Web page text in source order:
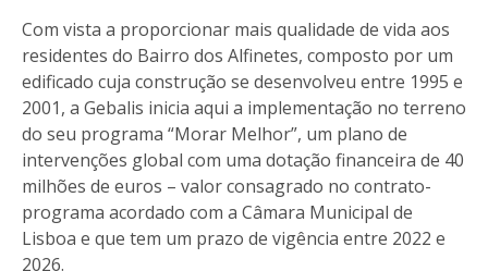
Com vista a proporcionar mais qualidade de vida aos
residentes do Bairro dos Alfinetes, composto por um
edificado cuja construção se desenvolveu entre 1995 e
2001, a Gebalis inicia aqui a implementação no terreno
do seu programa “Morar Melhor”, um plano de
intervenções global com uma dotação financeira de 40
milhões de euros – valor consagrado no contrato-
programa acordado com a Câmara Municipal de
Lisboa e que tem um prazo de vigência entre 2022 e
2026.